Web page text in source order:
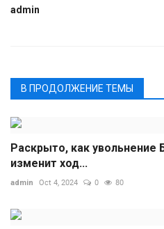
admin
В ПРОДОЛЖЕНИЕ ТЕМЫ
Раскрыто, как увольнение
изменит ход...
admin Oct 4, 2024 0 80